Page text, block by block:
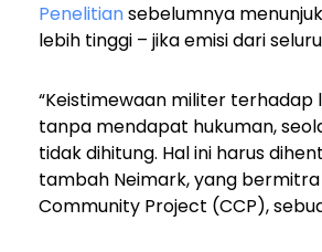
Penelitiansebelumnya
lebih tinggi – jika emisi dari
“Keistimewaan militer
tanpa mendapat hukuman,
tidak dihitung. Hal ini harus
tambah Neimark, yang
Community Project (CCP),